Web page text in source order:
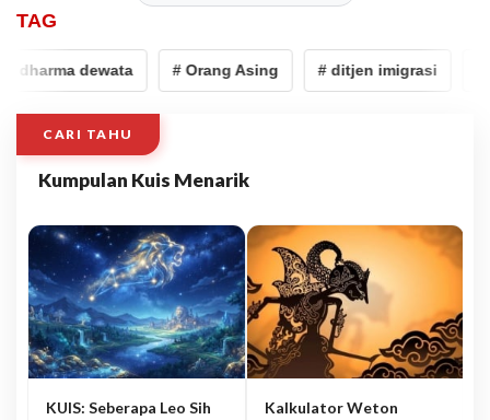
TAG
dharma dewata # Orang Asing # ditjen imigrasi
CARI TAHU
Kumpulan Kuis Menarik
KUIS: Seberapa Leo Sih
Kalkulator Weton